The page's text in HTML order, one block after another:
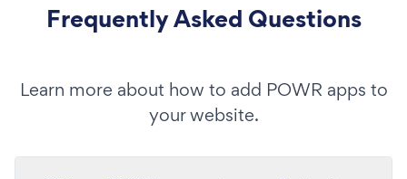
Frequently Asked Questions
Learn more about how to add POWR apps to
your website.